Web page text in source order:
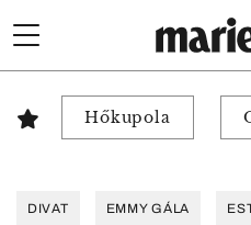
Hőkupola
DIVAT EMMY GÁLA